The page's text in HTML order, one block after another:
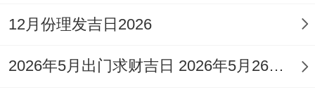
5.阳历2026年11月10日；星期二
农历十月初二,冲马（甲午）煞南...
12月份理发吉日2026
2026年5月出门求财吉日 2026年5月26日出门好不好